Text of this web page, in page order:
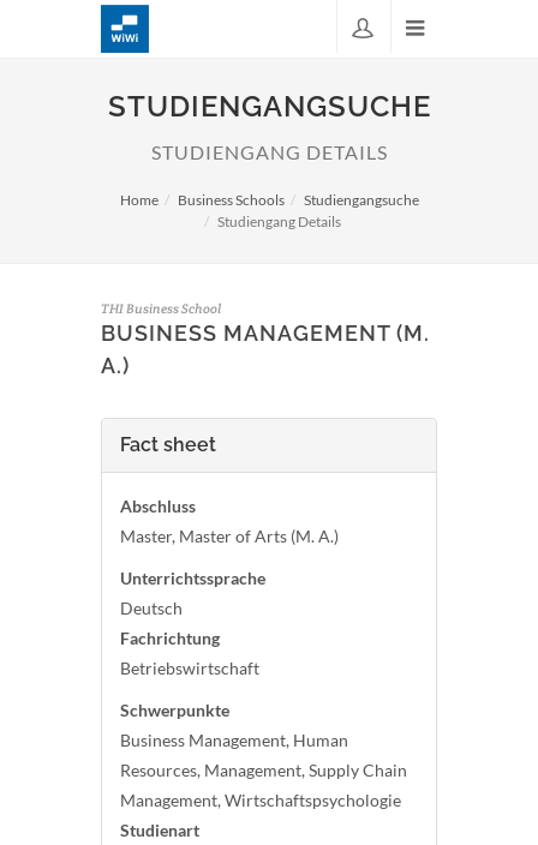
STUDIENGANGSUCHE
STUDIENGANG DETAILS
Home Business Schools
Studiengangsuche
Studiengang Details
THI Business School
BUSINESS MANAGEMENT (M.
A.)
Fact sheet
Abschluss
Master, Master of Arts (M. A.)
Unterrichtssprache
Deutsch
Fachrichtung
Betriebswirtschaft
Schwerpunkte
Business Management, Human
Resources, Management, Supply Chain
Management, Wirtschaftspsychologie
Studienart